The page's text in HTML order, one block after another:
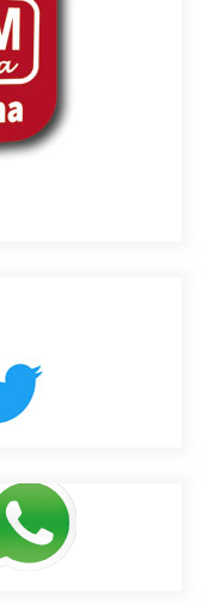
Of Canada, Somak,
Habia